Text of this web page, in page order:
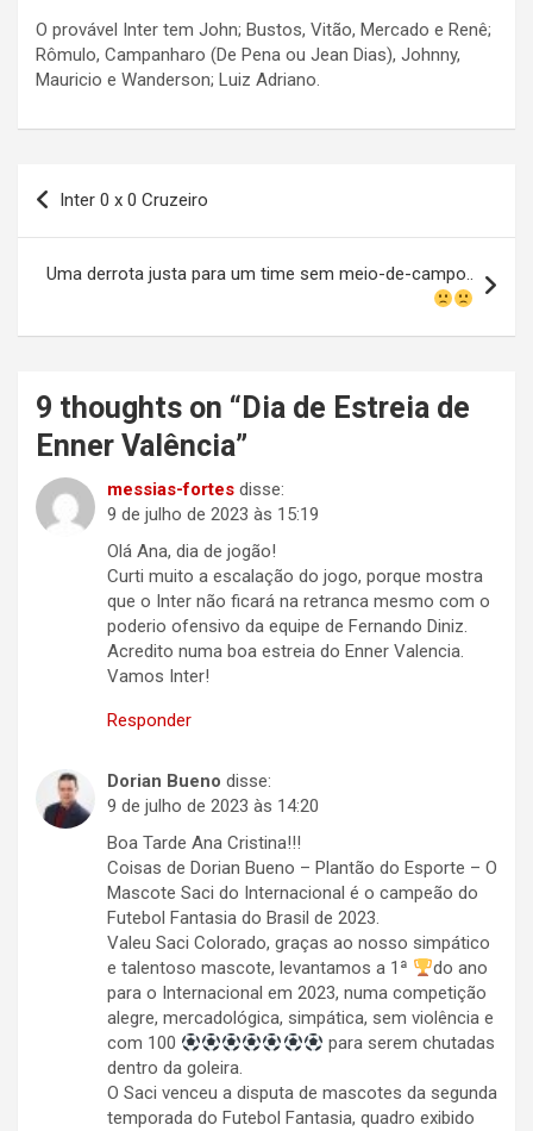
O provável Inter tem John; Bustos, Vitão, Mercado e Renê;
Rômulo, Campanharo (De Pena ou Jean Dias), Johnny,
Mauricio e Wanderson; Luiz Adriano.
Navegação
de
Post
Inter 0 x 0 Cruzeiro
Uma derrota justa para um time sem meio-de-campo..
9 thoughts on “ Dia de Estreia de
Enner Valência”
messias-fortes disse:
9 de julho de 2023 às 15:19
Olá Ana, dia de jogão!
Curti muito a escalação do jogo, porque mostra
que o Inter não ficará na retranca mesmo com o
poderio ofensivo da equipe de Fernando Diniz.
Acredito numa boa estreia do Enner Valencia.
Vamos Inter!
Responder
Dorian Bueno disse:
9 de julho de 2023 às 14:20
Boa Tarde Ana Cristina!!!
Coisas de Dorian Bueno – Plantão do Esporte – O
Mascote Saci do Internacional é o campeão do
Futebol Fantasia do Brasil de 2023.
Valeu Saci Colorado, graças ao nosso simpático
e talentoso mascote, levantamos a 1ª
do ano
para o Internacional em 2023, numa competição
alegre, mercadológica, simpática, sem violência e
com 100
para serem chutadas
dentro da goleira.
O Saci venceu a disputa de mascotes da segunda
temporada do Futebol Fantasia, quadro exibido